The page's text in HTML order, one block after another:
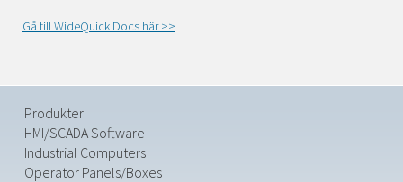
Gå till WideQuick Docs här >>
Produkter
HMI/SCADA Software
Industrial Computers
Operator Panels/Boxes